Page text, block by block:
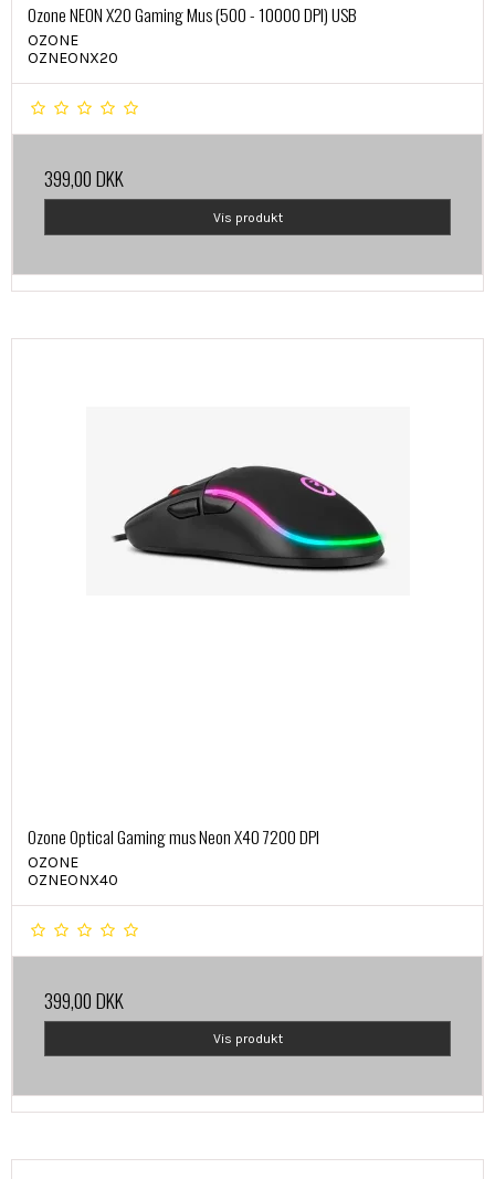
Ozone NEON X20 Gaming Mus (500 - 10000 DPI) USB
OZONE
OZNEONX20
399,00 DKK
Vis produkt
Ozone Optical Gaming mus Neon X40 7200 DPI
OZONE
OZNEONX40
399,00 DKK
Vis produkt